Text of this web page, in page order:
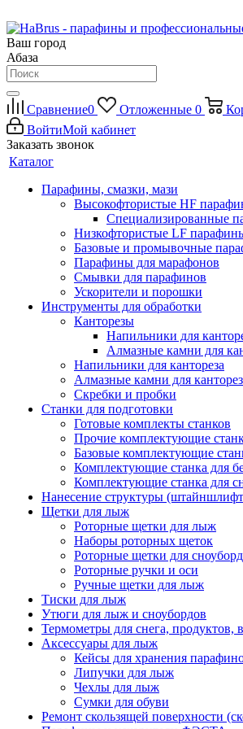
Ваш город
Абаза
Сравнение0 Отложенные 0
ВойтиМой кабинет
Заказать звонок
Каталог
Парафины, смазки, мази
Высокофтористые HF
Специализированные
Низкофтористые LF
Базовые и промывочные
Парафины для марафонов
Смывки для парафинов
Ускорители и порошки
Инструменты для обработки
Канторезы
Напильники для
Алмазные камни для
Напильники для кантореза
Алмазные камни для
Скребки и пробки
Станки для подготовки
Готовые комплекты станков
Прочие комплектующие
Базовые комплектующие
Комплектующие станка для
Комплектующие станка для
Нанесение структуры
Щетки для лыж
Роторные щетки для лыж
Наборы роторных щеток
Роторные щетки для
Роторные ручки и оси
Ручные щетки для лыж
Тиски для лыж
Утюги для лыж и сноубордов
Термометры для снега, продуктов,
Аксессуары для лыж
Кейсы для хранения
Липучки для лыж
Чехлы для лыж
Сумки для обуви
Ремонт скользящей поверхности